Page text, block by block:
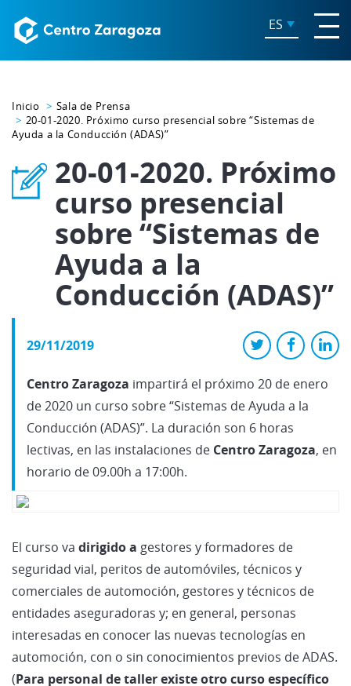
ES
Inicio
Sala de Prensa
20-01-2020. Próximo curso presencial sobre “Sistemas de
Ayuda a la Conducción (ADAS)”
20-01-2020. Próximo
curso presencial
sobre “Sistemas de
Ayuda a la
Conducción (ADAS)”
29/11/2019
Centro Zaragoza impartirá el próximo 20 de enero
de 2020 un curso sobre “Sistemas de Ayuda a la
Conducción (ADAS)”. La duración son 6 horas
lectivas, en las instalaciones de Centro Zaragoza, en
horario de 09.00h a 17:00h.
El curso va dirigido a gestores y formadores de
seguridad vial, peritos de automóviles, técnicos y
comerciales de automoción, gestores y técnicos de
entidades aseguradoras y; en general, personas
interesadas en conocer las nuevas tecnologías en
automoción, con o sin conocimientos previos de ADAS.
(Para personal de taller existe otro curso específico